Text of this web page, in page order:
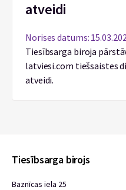
atveidi
Norises datums:
Tiesībsarga biroja
latviesi.com tiešsaistes
atveidi.
Tiesībsarga birojs
Baznīcas iela 25